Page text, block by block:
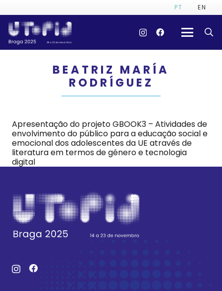
PT EN
BEATRIZ MARÍA
RODRÍGUEZ
Apresentação do projeto GBOOK3 – Atividades de
envolvimento do público para a educação social e
emocional dos adolescentes da UE através de
literatura em termos de género e tecnologia
digital